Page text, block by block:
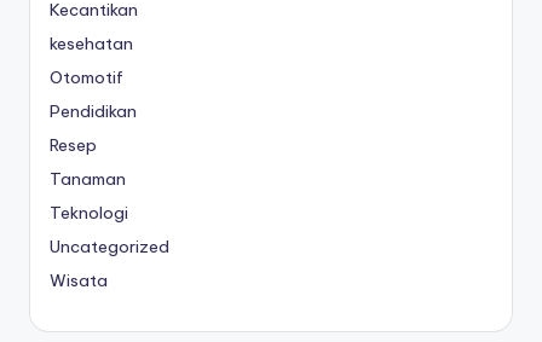
Kecantikan
kesehatan
Otomotif
Pendidikan
Resep
Tanaman
Teknologi
Uncategorized
Wisata